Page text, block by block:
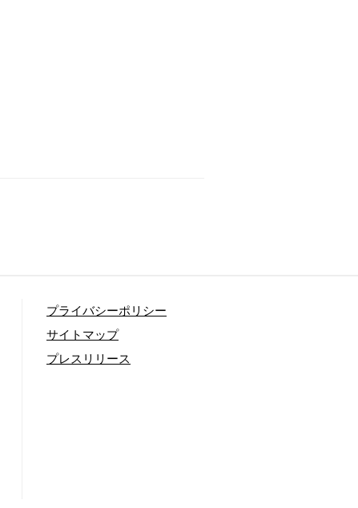
プライバシーポリシー
サイトマップ
プレスリリース